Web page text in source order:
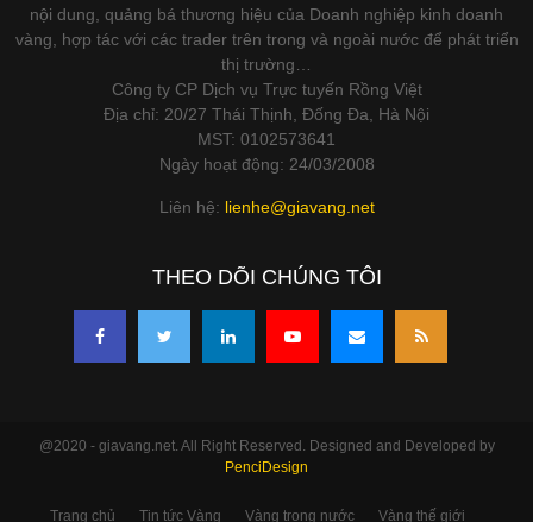
nội dung, quảng bá thương hiệu của Doanh nghiệp kinh doanh
vàng, hợp tác với các trader trên trong và ngoài nước để phát triển
thị trường…
Công ty CP Dịch vụ Trực tuyến Rồng Việt
Địa chỉ: 20/27 Thái Thịnh, Đống Đa, Hà Nội
MST: 0102573641
Ngày hoạt động: 24/03/2008
Liên hệ: lienhe@giavang.net
THEO DÕI CHÚNG TÔI
@2020 - giavang.net. All Right Reserved. Designed and Developed by
PenciDesign
Trang chủ Tin tức Vàng Vàng trong nước Vàng thế giới